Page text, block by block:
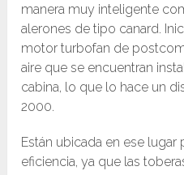
manera muy inteligente
alerones de tipo canard.
motor turbofan de
aire que se encuentran
cabina, lo que lo hace un
2000.
Están ubicada en ese lugar
eficiencia, ya que las